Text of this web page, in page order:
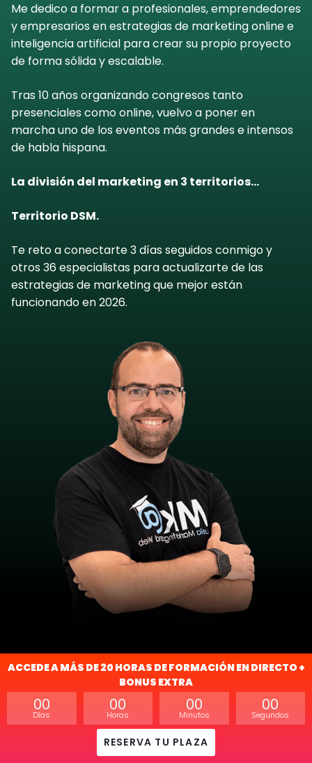
Me dedico a formar a profesionales, emprendedores
y empresarios en estrategias de marketing online e
inteligencia artificial para crear su propio proyecto
de forma sólida y escalable.
Tras 10 años organizando congresos tanto
presenciales como online, vuelvo a poner en
marcha uno de los eventos más grandes e intensos
de habla hispana.
La división del marketing en 3 territorios…
Territorio DSM.
Te reto a conectarte 3 días seguidos conmigo y
otros 36 especialistas para actualizarte de las
estrategias de marketing que mejor están
funcionando en 2026.
¿QUÉNES VAN A
PATROCINAR ESTE
ACCEDE A MÁS DE 20 HORAS DE FORMACIÓN EN DIRECTO +
BONUS EXTRA
00
Días
00
Horas
00
Minutos
00
Segundos
RESERVA TU PLAZA